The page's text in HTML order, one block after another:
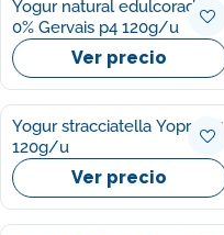
Yogur natural edulcorado
0% Gervais p4 120g/u
Ver precio
Yogur stracciatella Yopro p4
120g/u
Ver precio